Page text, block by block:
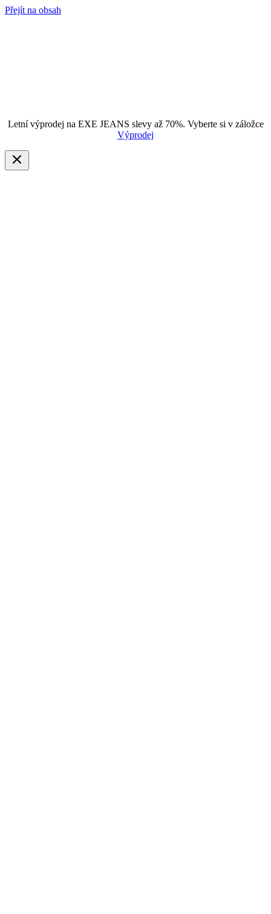
Přejít na obsah
Letní výprodej na EXE JEANS slevy až 70%. Vyberte si v záložce
Výprodej